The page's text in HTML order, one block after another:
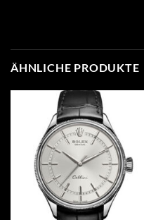
ÄHNLICHE PRODUKTE